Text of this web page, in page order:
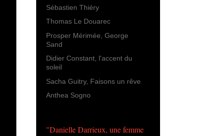
Sébastien Thiéry
Thomas Le Douarec
Prosper Mérimée, George
Sand
Didier Constant, l'accent du
soleil
Sacha Guitry, Faisons un rêve
Anthea Sogno
"Danielle Darrieux, une femme